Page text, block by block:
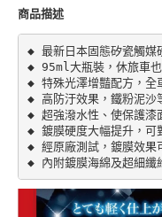
商品描述
◆ 最新日本固態矽瓷觸媒
◆ 95ml大瓶裝，休旅車
◆ 特殊光澤增豔配方，全
◆ 高防汙效果，鐵粉泥沙
◆ 超強潑水性、使保護漆
◆ 鍍膜硬度大幅提升，可
◆ 經原廠測試，鍍膜效果
◆ 內附鍍膜海綿及超細纖